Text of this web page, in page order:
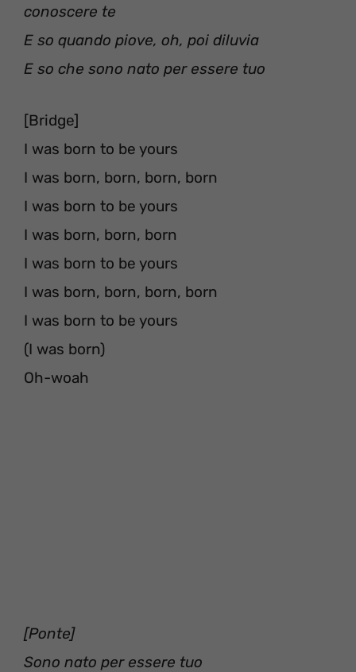
conoscere te
E so quando piove, oh, poi diluvia
E so che sono nato per essere tuo
[Bridge]
I was born to be yours
I was born, born, born, born
I was born to be yours
I was born, born, born
I was born to be yours
I was born, born, born, born
I was born to be yours
(I was born)
Oh-woah
[Ponte]
Sono nato per essere tuo